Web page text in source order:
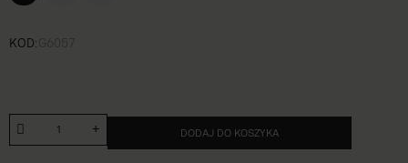
KOD
DODAJ DO KOSZYKA